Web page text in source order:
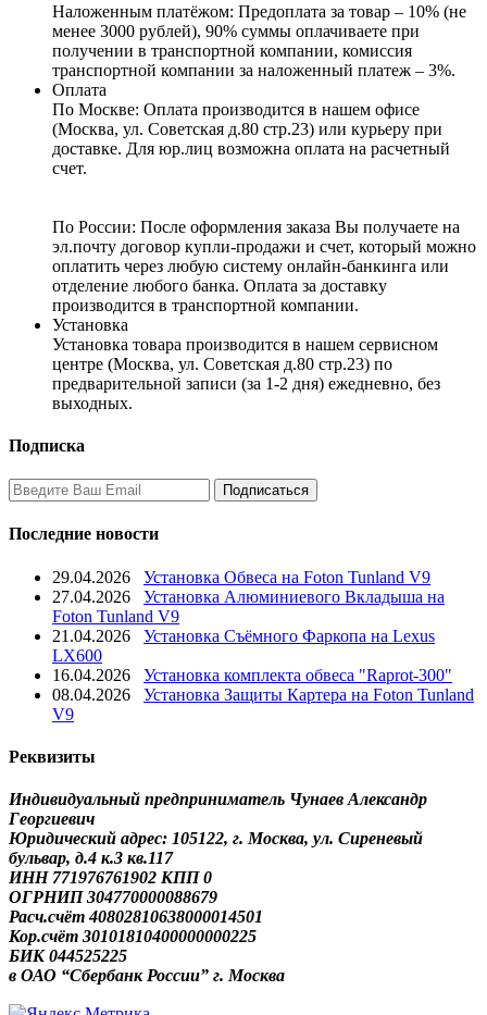
Наложенным платёжом: Предоплата за товар – 10% (не
менее 3000 рублей), 90% суммы оплачиваете при
получении в транспортной компании, комиссия
транспортной компании за наложенный платеж – 3%.
Оплата
По Москве: Оплата производится в нашем офисе
(Москва, ул. Советская д.80 стр.23) или курьеру при
доставке. Для юр.лиц возможна оплата на расчетный
счет.
По России: После оформления заказа Вы получаете на
эл.почту договор купли-продажи и счет, который можно
оплатить через любую систему онлайн-банкинга или
отделение любого банка. Оплата за доставку
производится в транспортной компании.
Установка
Установка товара производится в нашем сервисном
центре (Москва, ул. Советская д.80 стр.23) по
предварительной записи (за 1-2 дня) ежедневно, без
выходных.
Подписка
Последние новости
29.04.2026
Установка Обвеса на Foton Tunland V9
27.04.2026
Установка Алюминиевого Вкладыша на
Foton Tunland V9
21.04.2026
Установка Съёмного Фаркопа на Lexus
LX600
16.04.2026
Установка комплекта обвеса "Raprot-300"
08.04.2026
Установка Защиты Картера на Foton Tunland
V9
Реквизиты
Индивидуальный предприниматель Чунаев Александр
Георгиевич
Юридический адрес: 105122, г. Москва, ул. Сиреневый
бульвар, д.4 к.3 кв.117
ИНН 771976761902 КПП 0
ОГРНИП 304770000088679
Расч.счёт 40802810638000014501
Кор.счёт 30101810400000000225
БИК 044525225
в ОАО “Сбербанк России” г. Москва